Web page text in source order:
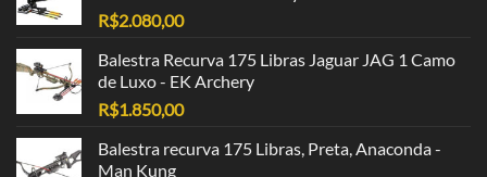
R$2.080,00
Balestra Recurva 175 Libras Jaguar JAG 1 Camo
de Luxo - EK Archery
R$1.850,00
Balestra recurva 175 Libras, Preta, Anaconda -
Man Kung